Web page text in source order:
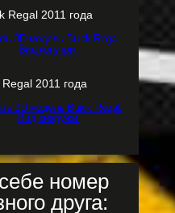
Regal 2011 года
2011 года
номер
друга: